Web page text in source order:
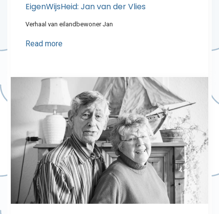
EigenWijsHeid: Jan van der Vlies
Verhaal van eilandbewoner Jan
Read more